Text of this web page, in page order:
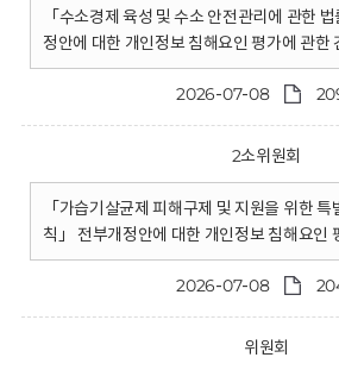
「수소경제 육성 및 수소 안전관리에 관한
정안에 대한 개인정보 침해요인 평가에 관한
2026-07-08
2소위원회
「가습기살균제 피해구제 및 지원을 위한
칙」 전부개정안에 대한 개인정보 침해요인
2026-07-08
위원회